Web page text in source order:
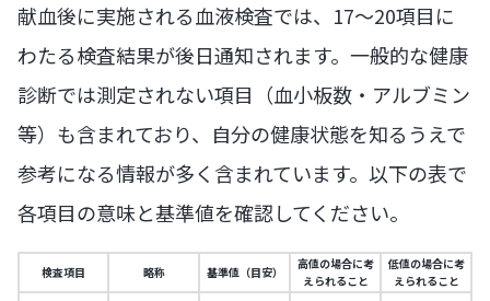
献血後に実施される血液検査では、17〜20項目に
わたる検査結果が後日通知されます。一般的な健康
診断では測定されない項目（血小板数・アルブミン
等）も含まれており、自分の健康状態を知るうえで
参考になる情報が多く含まれています。以下の表で
各項目の意味と基準値を確認してください。
検査項目 略称 基準値（目安）
高値の場合に考
えられること
低値の場合に考
えられること